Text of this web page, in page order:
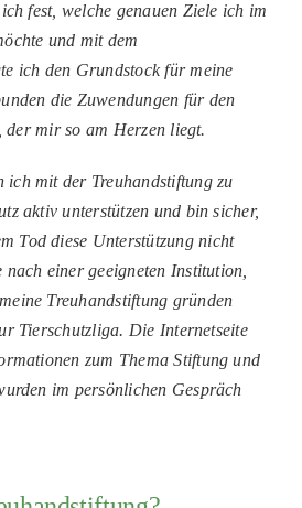
fest, welche genauen Ziele ich im
und mit dem
ich den Grundstock für meine
die Zuwendungen für den
der mir so am Herzen liegt.
ich mit der Treuhandstiftung zu
aktiv unterstützen und bin sicher,
Tod diese Unterstützung nicht
nach einer geeigneten Institution,
Treuhandstiftung gründen
Tierschutzliga. Die Internetseite
zum Thema Stiftung und
im persönlichen Gespräch